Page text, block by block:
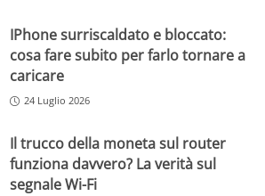
IPhone surriscaldato e bloccato:
cosa fare subito per farlo tornare a
caricare
24 Luglio 2026
Il trucco della moneta sul router
funziona davvero? La verità sul
segnale Wi-Fi